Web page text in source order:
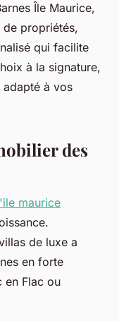
Île Maurice,
propriétés,
qui facilite
à la signature,
adapté à vos
des
maurice
de luxe a
en forte
en Flac ou